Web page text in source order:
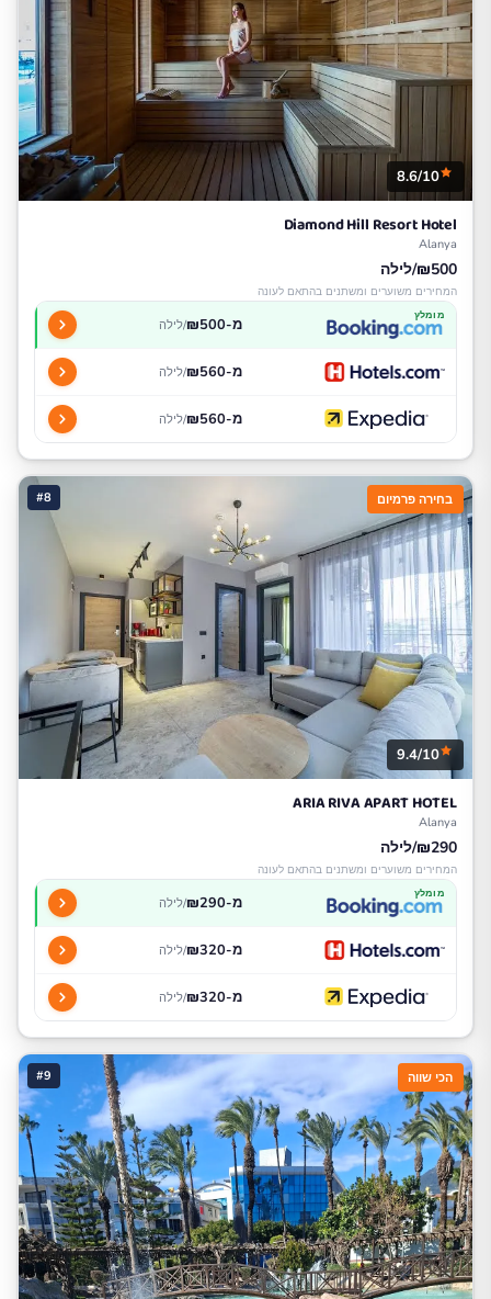
8.6/10
Diamond Hill Resort Hotel
Alanya
₪500/לילה
המחירים משוערים ומשתנים בהתאם לעונה
מומלץ מ-₪500 /לילה
מ-₪560 /לילה
מ-₪560 /לילה
#8 בחירה פרמיום
9.4/10
ARIA RIVA APART HOTEL
Alanya
₪290/לילה
המחירים משוערים ומשתנים בהתאם לעונה
מומלץ מ-₪290 /לילה
מ-₪320 /לילה
מ-₪320 /לילה
#9 הכי שווה